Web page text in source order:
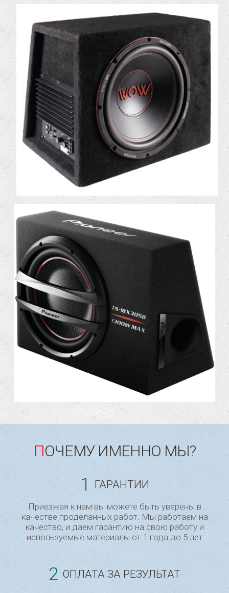
ПОЧЕМУ ИМЕННО МЫ?
1 ГАРАНТИИ
Приезжая к нам вы можете быть уверены в
качестве проделанных работ. Мы работаем на
качество, и даем гарантию на свою работу и
используемые материалы от 1 года до 5 лет
2 ОПЛАТА ЗА РЕЗУЛЬТАТ